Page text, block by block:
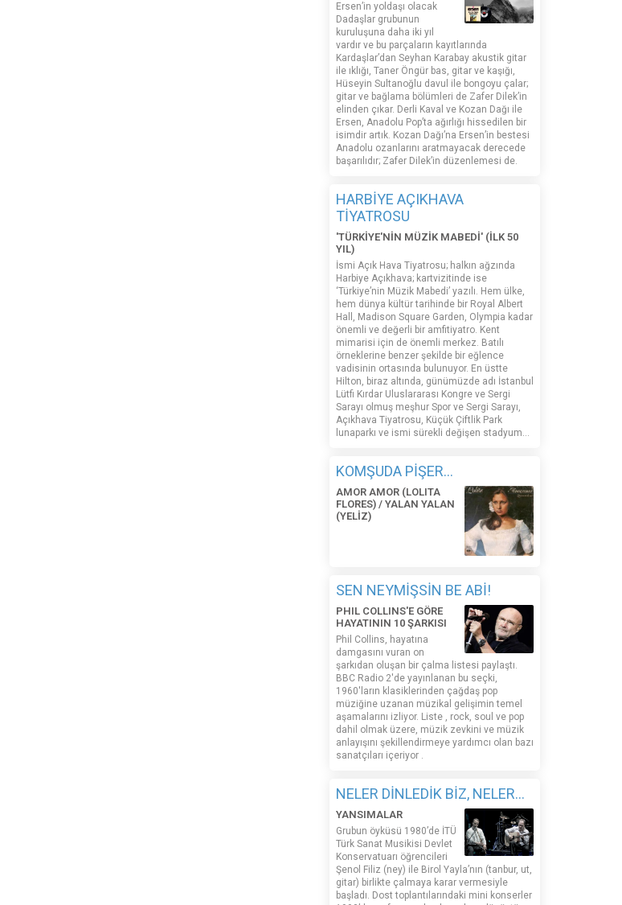
Ersen’in yoldaşı olacak
Dadaşlar grubunun
kuruluşuna daha iki yıl
vardır ve bu parçaların kayıtlarında
Kardaşlar’dan Seyhan Karabay akustik gitar
ile ıklığı, Taner Öngür bas, gitar ve kaşığı,
Hüseyin Sultanoğlu davul ile bongoyu çalar;
gitar ve bağlama bölümleri de Zafer Dilek’in
elinden çıkar. Derli Kaval ve Kozan Dağı ile
Ersen, Anadolu Pop’ta ağırlığı hissedilen bir
isimdir artık. Kozan Dağı’na Ersen’in bestesi
Anadolu ozanlarını aratmayacak derecede
başarılıdır; Zafer Dilek’in düzenlemesi de.
HARBİYE AÇIKHAVA
TİYATROSU
'TÜRKİYE'NİN MÜZİK MABEDİ' (İLK 50
YIL)
İsmi Açık Hava Tiyatrosu; halkın ağzında
Harbiye Açıkhava; kartvizitinde ise
‘Türkiye’nin Müzik Mabedi’ yazılı. Hem ülke,
hem dünya kültür tarihinde bir Royal Albert
Hall, Madison Square Garden, Olympia kadar
önemli ve değerli bir amfitiyatro. Kent
mimarisi için de önemli merkez. Batılı
örneklerine benzer şekilde bir eğlence
vadisinin ortasında bulunuyor. En üstte
Hilton, biraz altında, günümüzde adı İstanbul
Lütfi Kırdar Uluslararası Kongre ve Sergi
Sarayı olmuş meşhur Spor ve Sergi Sarayı,
Açıkhava Tiyatrosu, Küçük Çiftlik Park
lunaparkı ve ismi sürekli değişen stadyum…
KOMŞUDA PİŞER...
AMOR AMOR (LOLITA
FLORES) / YALAN YALAN
(YELİZ)
SEN NEYMİŞSİN BE ABİ!
PHIL COLLINS'E GÖRE
HAYATININ 10 ŞARKISI
Phil Collins, hayatına
damgasını vuran on
şarkıdan oluşan bir çalma listesi paylaştı.
BBC Radio 2'de yayınlanan bu seçki,
1960'ların klasiklerinden çağdaş pop
müziğine uzanan müzikal gelişimin temel
aşamalarını izliyor. Liste , rock, soul ve pop
dahil olmak üzere, müzik zevkini ve müzik
anlayışını şekillendirmeye yardımcı olan bazı
sanatçıları içeriyor .
NELER DİNLEDİK BİZ, NELER...
YANSIMALAR
Grubun öyküsü 1980’de İTÜ
Türk Sanat Musikisi Devlet
Konservatuarı öğrencileri
Şenol Filiz (ney) ile Birol Yayla’nın (tanbur, ut,
gitar) birlikte çalmaya karar vermesiyle
başladı. Dost toplantılarındaki mini konserler